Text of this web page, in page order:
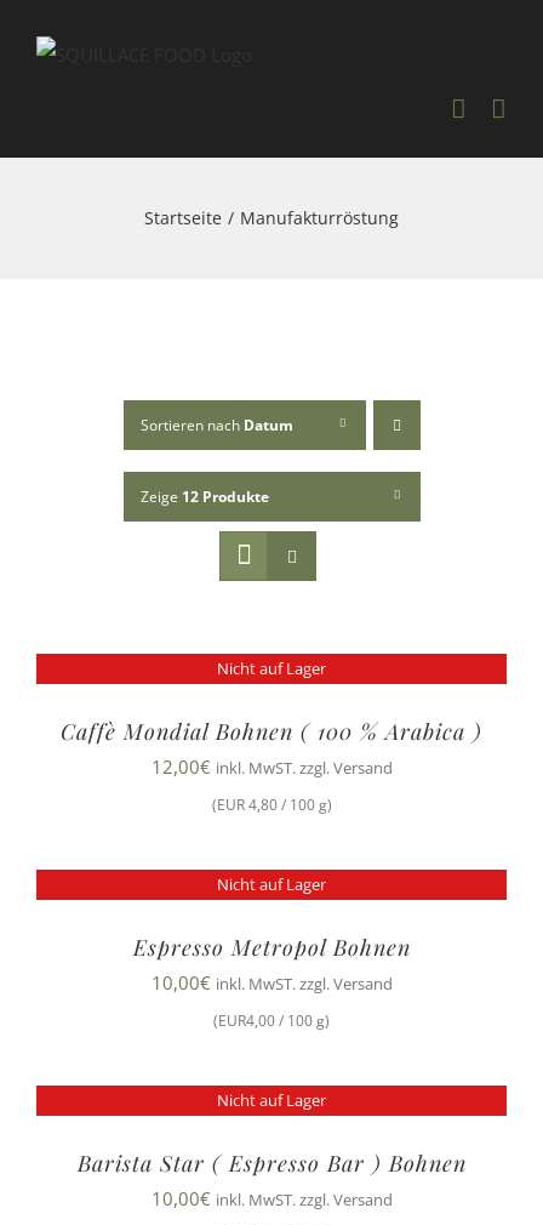
Startseite Manufakturröstung
Sortieren nach Datum
Zeige 12 Produkte
Nicht auf Lager
Caffè Mondial Bohnen ( 100 % Arabica )
12,00€ inkl. MwST. zzgl. Versand
(EUR 4,80 / 100 g)
Nicht auf Lager
Espresso Metropol Bohnen
10,00€ inkl. MwST. zzgl. Versand
(EUR4,00 / 100 g)
Nicht auf Lager
Barista Star ( Espresso Bar ) Bohnen
10,00€ inkl. MwST. zzgl. Versand